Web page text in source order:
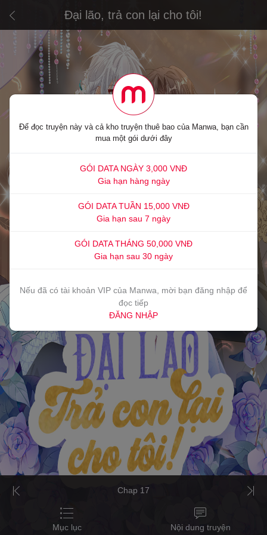
Đại lão, trả con lại cho tôi!
Chap 17
Mục lục Nội dung truyện
Để đọc truyện này và cả kho truyện thuê bao của Manwa, bạn cần
mua một gói dưới đây
GÓI DATA NGÀY 3,000 VNĐ
Gia hạn hàng ngày
GÓI DATA TUẦN 15,000 VNĐ
Gia hạn sau 7 ngày
GÓI DATA THÁNG 50,000 VNĐ
Gia hạn sau 30 ngày
Nếu đã có tài khoản VIP của Manwa, mời bạn đăng nhập để
đọc tiếp
ĐĂNG NHẬP